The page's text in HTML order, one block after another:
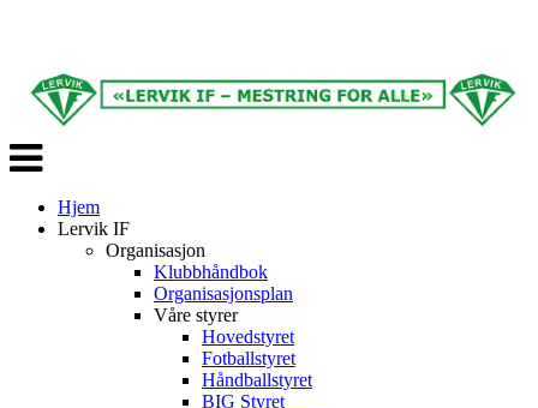
Veksle
navigasjon
Hjem
Lervik IF
Organisasjon
Klubbhåndbok
Organisasjonsplan
Våre styrer
Hovedstyret
Fotballstyret
Håndballstyret
BIG Styret